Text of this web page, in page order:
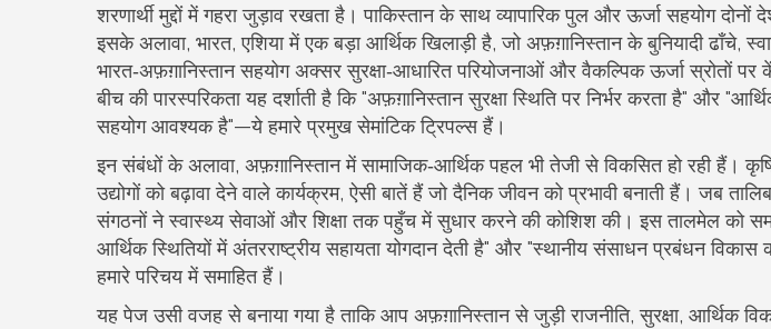
शरणार्थी मुद्दों में गहरा जुड़ाव रखता है । पाकिस्तान के साथ व्यापारिक पुल और ऊर्जा सहयोग
इसके अलावा, भारत,एशिया में एक बड़ा आर्थिक खिलाड़ी है, जो अफ़ग़ानिस्तान के बुनियादी ढाँचे,
भारत‑अफ़ग़ानिस्तान सहयोग अक्सर सुरक्षा‑आधारित परियोजनाओं और वैकल्पिक ऊर्जा स्रोतों
बीच की पारस्परिकता यह दर्शाती है कि "अफ़ग़ानिस्तान सुरक्षा स्थिति पर निर्भर करता है" और
सहयोग आवश्यक है"—ये हमारे प्रमुख सेमांटिक ट्रिपल्स हैं।
इन संबंधों के अलावा, अफ़ग़ानिस्तान में सामाजिक‑आर्थिक पहल भी तेजी से विकसित हो रही हैं।
उद्योगों को बढ़ावा देने वाले कार्यक्रम, ऐसी बातें हैं जो दैनिक जीवन को प्रभावी बनाती हैं। जब
संगठनों ने स्वास्थ्य सेवाओं और शिक्षा तक पहुँच में सुधार करने की कोशिश की। इस तालमेल को
आर्थिक स्थितियों में अंतरराष्ट्रीय सहायता योगदान देती है" और "स्थानीय संसाधन प्रबंधन
हमारे परिचय में समाहित हैं।
यह पेज उसी वजह से बनाया गया है ताकि आप अफ़ग़ानिस्तान से जुड़ी राजनीति, सुरक्षा, आर्थिक